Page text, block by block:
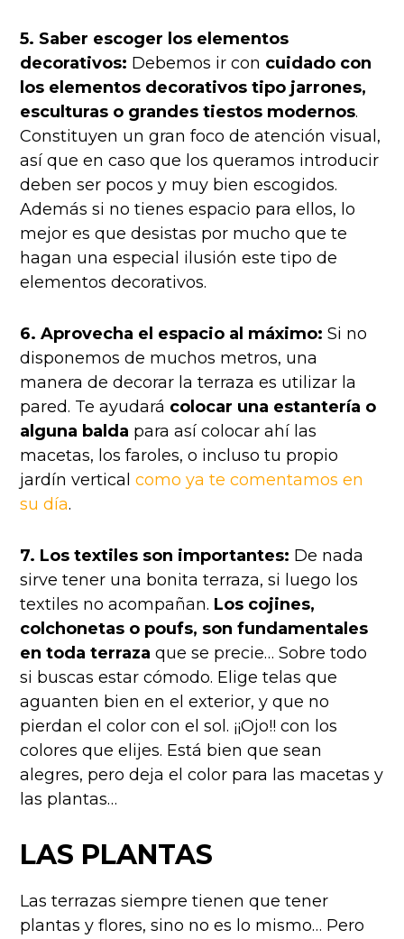
5. Saber escoger los elementos
decorativos: Debemos ir con cuidado con
los elementos decorativos tipo jarrones,
esculturas o grandes tiestos modernos.
Constituyen un gran foco de atención visual,
así que en caso que los queramos introducir
deben ser pocos y muy bien escogidos.
Además si no tienes espacio para ellos, lo
mejor es que desistas por mucho que te
hagan una especial ilusión este tipo de
elementos decorativos.
6. Aprovecha el espacio al máximo: Si no
disponemos de muchos metros, una
manera de decorar la terraza es utilizar la
pared. Te ayudará colocar una estantería o
alguna balda para así colocar ahí las
macetas, los faroles, o incluso tu propio
jardín vertical como ya te comentamos en
su día.
7. Los textiles son importantes: De nada
sirve tener una bonita terraza, si luego los
textiles no acompañan. Los cojines,
colchonetas o poufs, son fundamentales
en toda terraza que se precie… Sobre todo
si buscas estar cómodo. Elige telas que
aguanten bien en el exterior, y que no
pierdan el color con el sol. ¡¡Ojo!! con los
colores que elijes. Está bien que sean
alegres, pero deja el color para las macetas y
las plantas…
LAS PLANTAS
Las terrazas siempre tienen que tener
plantas y flores, sino no es lo mismo… Pero